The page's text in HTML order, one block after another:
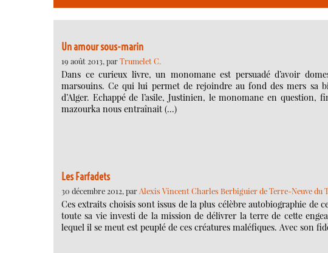
Un amour sous-marin
19 août 2013, parTrumelet C.
Dans ce curieux livre, un monomane est persuadé d’avoir
marsouins. Ce qui lui permet de rejoindre au fond des mers sa
d’Alger. Echappé de l’asile, Justinien, le monomane en
mazourka nous entraînait (…)
Les Farfadets
30 décembre 2012, parAlexis Vincent Charles Berbiguier de Terre-Neuve du
Ces extraits choisis sont issus de la plus célèbre autobiographie de
toute sa vie investi de la mission de délivrer la terre de cette
lequel il se meut est peuplé de ces créatures maléfiques. Avec son